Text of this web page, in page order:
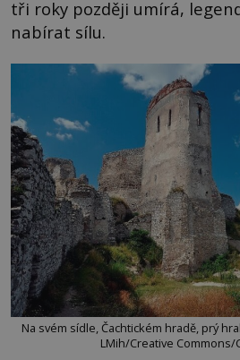
tři roky později umírá,
nabírat sílu.
Na svém sídle, Čachtickém hradě, prý
LMih/Creative Commons/